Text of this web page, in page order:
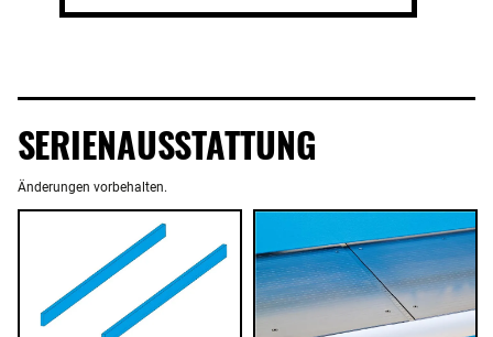
SERIENAUSSTATTUNG
Änderungen vorbehalten.